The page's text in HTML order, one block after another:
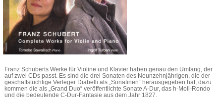
Franz Schuberts Werke für Violine und Klavier haben genau den Umfang, der
auf zwei CDs passt. Es sind die drei Sonaten des Neunzehnjährigen, die der
geschäftstüchtige Verleger Diabelli als „Sonatinen“ herausgegeben hat, dazu
kommen die als „Grand Duo“ veröffentlichte Sonate A-Dur, das h-Moll-Rondo
und die bedeutende C-Dur-Fantasie aus dem Jahr 1827.